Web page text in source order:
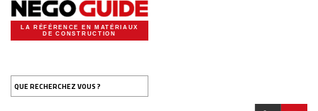
LA RÉFÉRENCE EN MATÉRIAUX
DE CONSTRUCTION
QUE RECHERCHEZ VOUS ?